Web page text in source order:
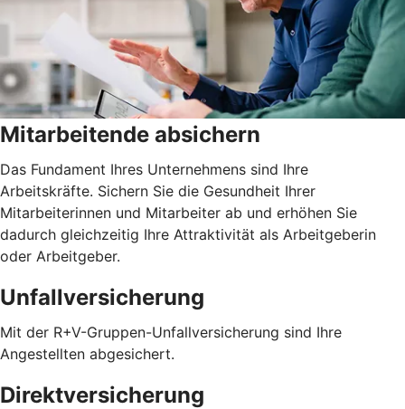
Mitarbeitende absichern
Das Fundament Ihres Unternehmens sind Ihre
Arbeitskräfte. Sichern Sie die Gesundheit Ihrer
Mitarbeiterinnen und Mitarbeiter ab und erhöhen Sie
dadurch gleichzeitig Ihre Attraktivität als Arbeitgeberin
oder Arbeitgeber.
Unfallversicherung
Mit der R+V-Gruppen-Unfallversicherung sind Ihre
Angestellten abgesichert.
Direktversicherung